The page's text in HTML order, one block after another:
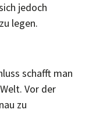
jedoch
legen.
schafft man
Vor der
zu